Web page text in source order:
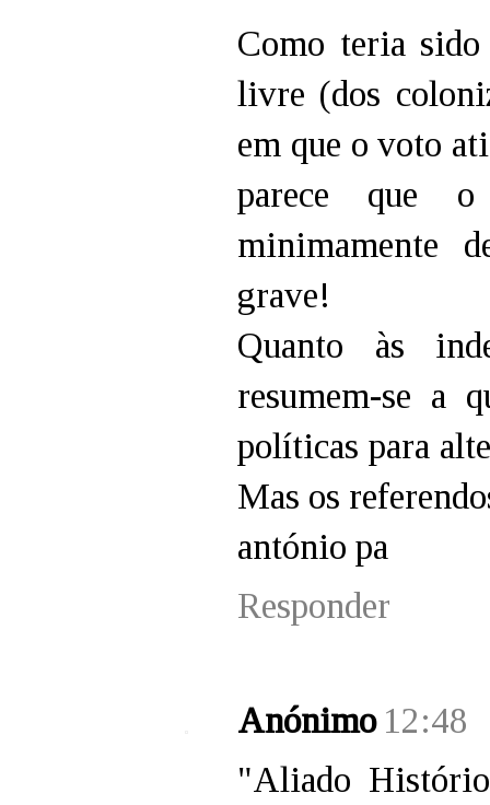
Como teria sido
livre (dos
em que o voto
parece que
minimamente
grave!
Quanto às
resumem-se a
políticas para
Mas os
antónio pa
Responder
Anónimo 12:48
"Aliado